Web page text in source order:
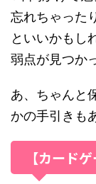
忘れちゃった
といいかもし
弱点が見つか
あ、ちゃんと
かの手引きも
【カード